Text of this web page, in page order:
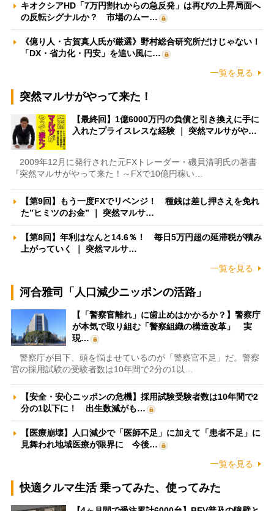
キオクシアHD「7万円割れからの急反発」は再びの上昇局面へ
の反転シグナルか？ 市場のムー…
《億り人・古賀真人氏が厳選》野村総合研究所だけじゃない！
「DX・省力化・円安」を追い風に…
一覧を見る
突然マルサがやって来た！
【最終回】1億6000万円の負債と引き換えに手に
入れたプライスレスな経験 ｜ 突然マルサがや…
2009年12月に発行された元FXトレーダー・磯貝清明氏の著書
『突然マルサがやって来た！～FXで10億円稼い…
【第9回】もう一度FXでリベンジ！ 種銭は差し押さえを免れ
た”ヒミツのお金” ｜ 突然マルサ…
【第8回】年利はなんと14.6％！ 毎日5万円超の延滞税が積み
上がっていく ｜ 突然マルサ…
一覧を見る
河合雅司「人口減少ニッポンの活路」
【「警察官離れ」に歯止めはかかるか？】警察庁
が本気で取り組む「警察組織の構造改革」 実
現…
警察庁が目下、頭を悩ませているのが「警察官不足」だ。警察
官の採用試験の受験者数は10年間で2分の1以…
【安全・安心ニッポンの危機】採用試験受験者数は10年間で2
分の1以下に！ 出生数減がも…
【医療崩壊】人口減少で「医師不足」に加えて「患者不足」に
見舞われ地域医療が限界に 今後…
一覧を見る
快適クルマ生活 乗ってみた、使ってみた